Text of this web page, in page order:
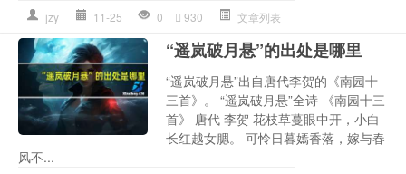
jzy 11-25 0 930 文章列表
“遥岚破月悬”的出处是哪里
“遥岚破月悬”出自唐代李贺的《南园十
三首》。 “遥岚破月悬”全诗 《南园十三
首》 唐代 李贺 花枝草蔓眼中开，小白
长红越女腮。 可怜日暮嫣香落，嫁与春
风不...